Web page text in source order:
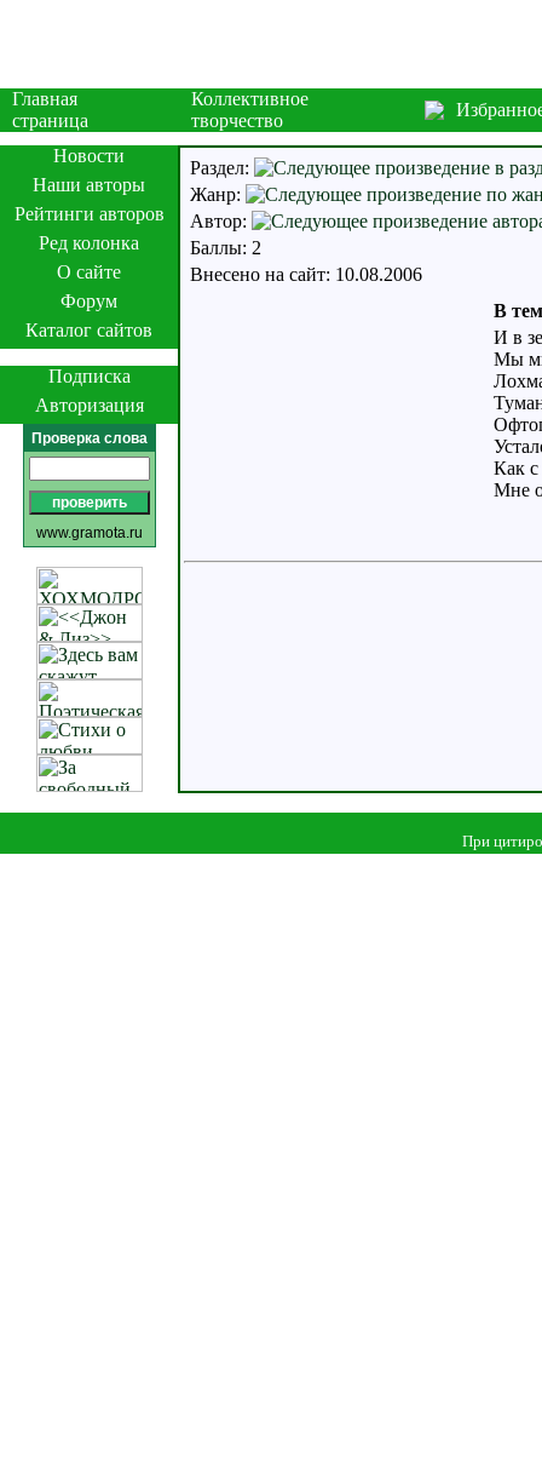
Главная
страница
Коллективное
творчество
Новости
Наши авторы
Рейтинги авторов
Ред колонка
О сайте
Форум
Каталог сайтов
Подписка
Авторизация
Проверка слова
www.gramota.ru
Раздел:
Жанр:
Автор:
Баллы: 2
Внесено на сайт: 10.08.2006
В
И в
Мы
Как с
Мне
При